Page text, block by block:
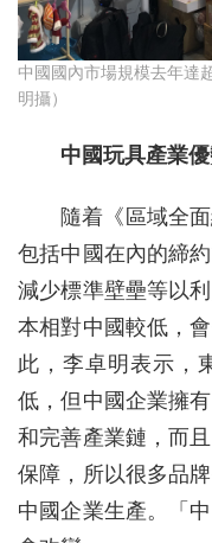
中國國內市場規模去年達
明攝）
中國玩具產業
隨着《區域全
包括中國在內的締
減少標準壁壘等以
本相對中國較低，
此，李卓明表示，
低，但中國企業擁
和完善產業鏈，而
保障，所以很多品
中國企業生產。「